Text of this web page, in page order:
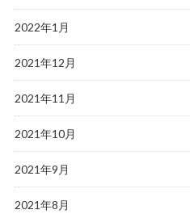
2022年1月
2021年12月
2021年11月
2021年10月
2021年9月
2021年8月